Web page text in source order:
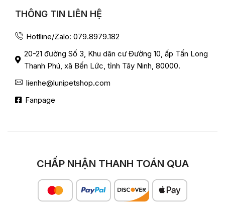
THÔNG TIN LIÊN HỆ
Hotlline/Zalo: 079.8979.182
20-21 đường Số 3, Khu dân cư Đường 10, ấp Tấn Long
Thanh Phú, xã Bến Lức, tỉnh Tây Ninh, 80000.
lienhe@lunipetshop.com
Fanpage
CHẤP NHẬN THANH TOÁN QUA